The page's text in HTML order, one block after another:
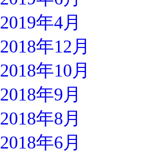
2019年4月
2018年12月
2018年10月
2018年9月
2018年8月
2018年6月